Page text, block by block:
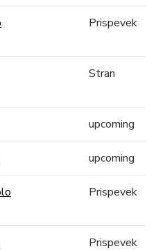
Prispevek
Stran
upcoming
upcoming
Prispevek
Prispevek